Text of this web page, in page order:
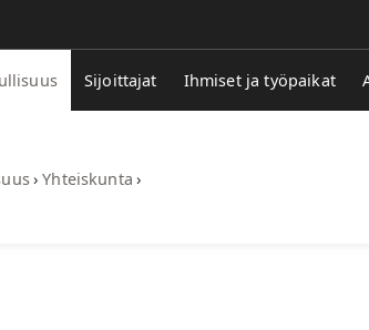
Sijoittajat Ihmiset ja työpaikat
› Yhteiskunta ›